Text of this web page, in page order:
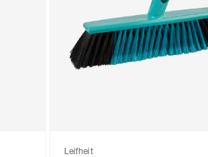
Leifheit